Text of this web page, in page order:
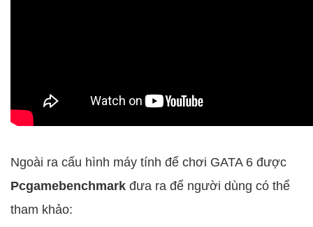
Ngoài ra cấu hình máy tính để chơi GATA 6 được
Pcgamebenchmark đưa ra để người dùng có thể
tham khảo: